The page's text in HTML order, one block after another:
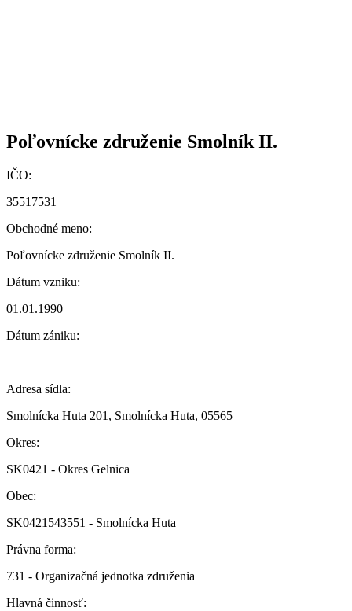
Poľovnícke združenie Smolník II.
IČO:
35517531
Obchodné meno:
Poľovnícke združenie Smolník II.
Dátum vzniku:
01.01.1990
Dátum zániku:
Adresa sídla:
Smolnícka Huta 201, Smolnícka Huta, 05565
Okres:
SK0421 - Okres Gelnica
Obec:
SK0421543551 - Smolnícka Huta
Právna forma:
731 - Organizačná jednotka združenia
Hlavná činnosť: